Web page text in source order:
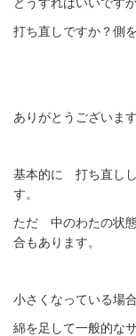
打ち直しですか？側
ありがとうございます
基本的に 打ち直し
す。
ただ 中のわたの状
合もあります。
小さくなっている場
綿を足して一般的な